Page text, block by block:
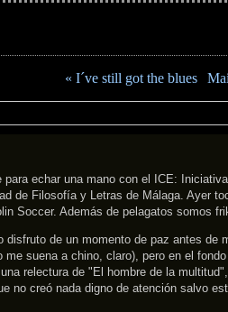
« I´ve still got the blues
echar una mano con el ICE:
de Filosofía y Letras de Málaga. Ayer
Soccer. Además de pelagatos somos
de un momento de paz antes de
suena a chino, claro), pero en el
relectura de "El hombre de la
no creó nada digno de atención salvo